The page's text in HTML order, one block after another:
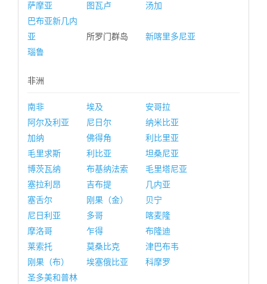
萨摩亚
图瓦卢
汤加
巴布亚新几内
亚
所罗门群岛
新喀里多尼亚
瑙鲁
非洲
南非 埃及
安哥拉
阿尔及利亚
尼日尔
纳米比亚
加纳
佛得角
利比里亚
毛里求斯
利比亚
坦桑尼亚
博茨瓦纳
布基纳法索
毛里塔尼亚
塞拉利昂
吉布提
几内亚
塞舌尔
刚果（金）
贝宁
尼日利亚
多哥
喀麦隆
摩洛哥
乍得
布隆迪
莱索托
莫桑比克
津巴布韦
刚果（布）
埃塞俄比亚
科摩罗
圣多美和普林